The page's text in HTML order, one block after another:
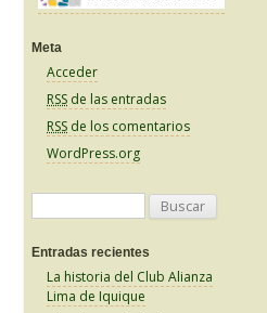
Meta
Acceder
RSS de las entradas
RSS de los comentarios
WordPress.org
sEntradas recientes
La historia del Club Alianza
Lima de Iquique